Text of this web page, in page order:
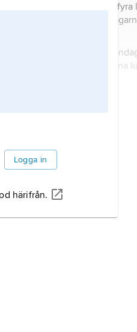
Logga in
härifrån.
är
tänds på
är
enligt den kristna